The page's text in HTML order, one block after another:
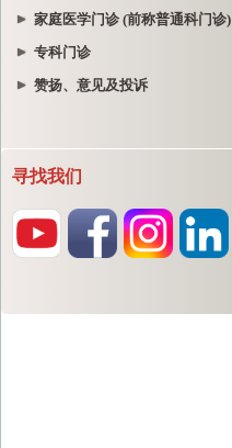
家庭医学门诊 (前称普通科门诊)
专科门诊
赞扬、意见及投诉
寻找我们